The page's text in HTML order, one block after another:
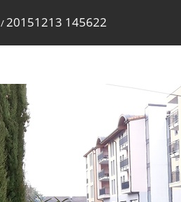
/20151213 145622